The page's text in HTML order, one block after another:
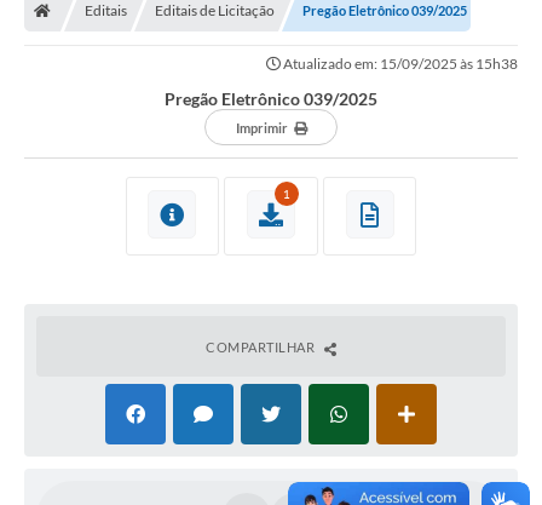
Editais Editais de Licitação Pregão Eletrônico 039/2025
Atualizado em: 15/09/2025 às 15h38
Pregão Eletrônico 039/2025
Imprimir
1
COMPARTILHAR